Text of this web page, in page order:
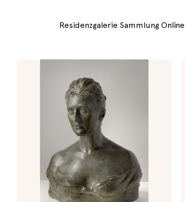
Residenzgalerie Sammlung Online